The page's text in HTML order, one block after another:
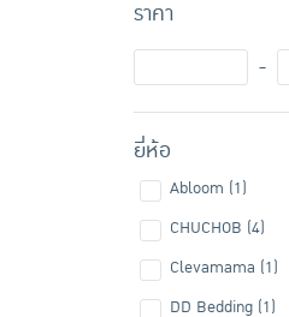
ราคา
-
ยี่ห้อ
Abloom (1)
CHUCHOB (4)
Clevamama (1)
DD Bedding (1)